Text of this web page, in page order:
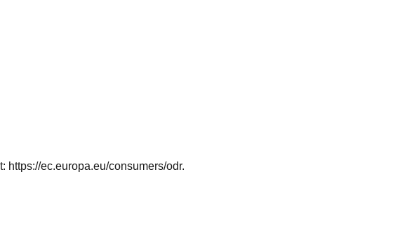
https://ec.europa.eu/consumers/odr.